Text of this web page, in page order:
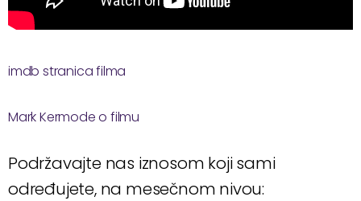
imdb stranica filma
Mark Kermode o filmu
Podržavajte nas iznosom koji sami
određujete, na mesečnom nivou: